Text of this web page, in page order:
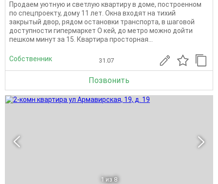
Продаем уютную и светлую квартиру в доме, построенном
по спецпроекту, дому 11 лет. Окна входят на тихий
закрытый двор, рядом остановки транспорта, в шаговой
доступности гипермаркет О кей, до метро можно дойти
пешком минут за 15. Квартира просторная...
Собственник 31.07
Позвонить
1 из 8